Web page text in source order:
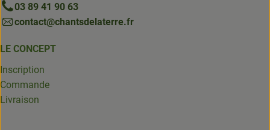
03 89 41 90 63
contact@chantsdelaterre.fr
LE CONCEPT
Inscription
Commande
Livraison